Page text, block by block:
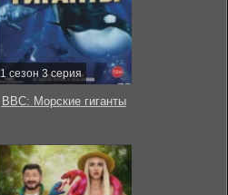
1 сезон 3 серия
BBC: Морские гиганты